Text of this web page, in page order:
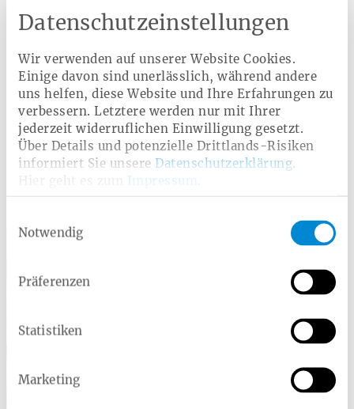
Datenschutzeinstellungen
Wir verwenden auf unserer Website Cookies.
Einige davon sind unerlässlich, während andere
uns helfen, diese Website und Ihre Erfahrungen zu
verbessern. Letztere werden nur mit Ihrer
jederzeit widerruflichen Einwilligung gesetzt.
Über Details und potenzielle Drittlands-Risiken
informiert Sie unsere Datenschutzerklärung.
Impressum
Notwendig
Präferenzen
Statistiken
Marketing
ihrer Krankenkasse.
Zahnersatz gehört die Heimat Krankenkasse zu den
Krankenkassen, die im aktuellen Vergleich im Bereich
Zahnversorgung besonders gut bewertet wurden.
Zurück